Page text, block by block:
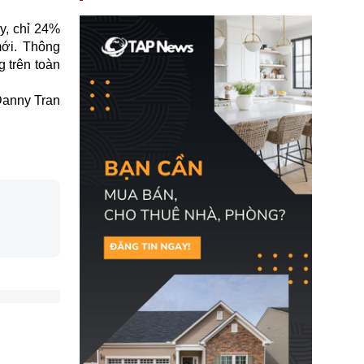
chỉ 24%
Thông
trên toàn
Tran
gan B hoặc viêm gan C
sẽ không còn bị mặc
định không đáp ứng tiêu
chuẩn sức khỏe chỉ vì
chi phí điều trị khi nộp hồ
sơ xin visa cư trú.